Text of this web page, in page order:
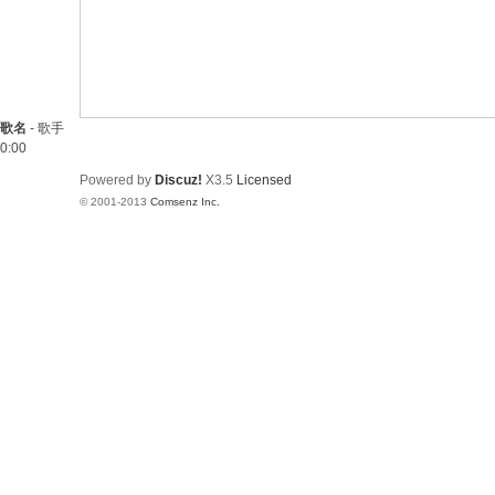
歌名 - 歌手
0:00
Powered by Discuz! X3.5 Licensed
© 2001-2013 Comsenz Inc.